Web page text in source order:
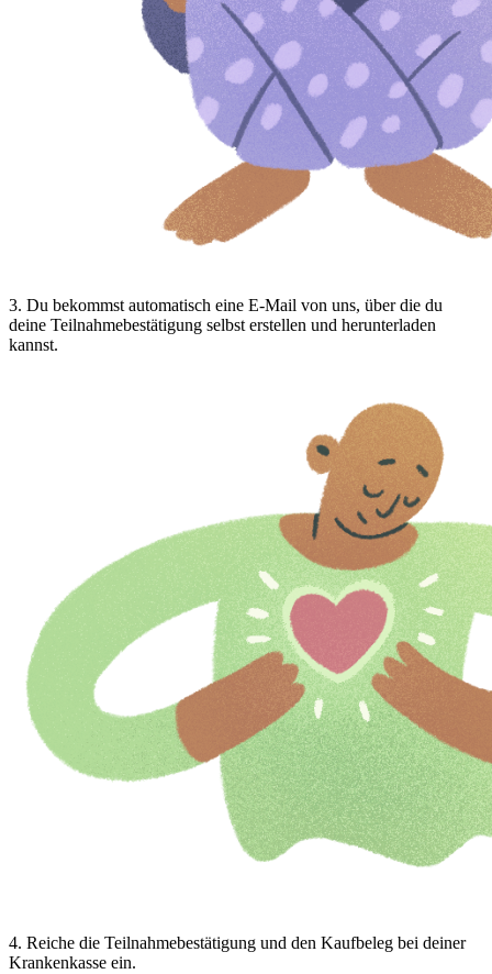
3. Du bekommst automatisch eine E-Mail von uns, über die du
deine Teilnahmebestätigung selbst erstellen und herunterladen
kannst.
4. Reiche die Teilnahmebestätigung und den Kaufbeleg bei deiner
Krankenkasse ein.